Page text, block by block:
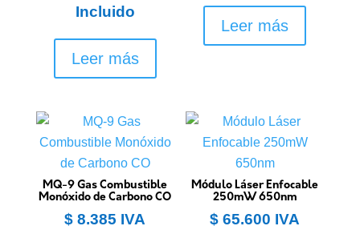
Incluido
Leer más
Leer más
MQ-9 Gas Combustible
Monóxido de Carbono CO
$ 8.385 IVA
Módulo Láser Enfocable
250mW 650nm
$ 65.600 IVA